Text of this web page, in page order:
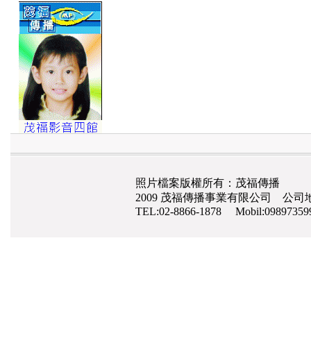
照片檔案版權所有：茂福傳播
2009 茂福傳播事業有限公司 公司
TEL:02-8866-1878